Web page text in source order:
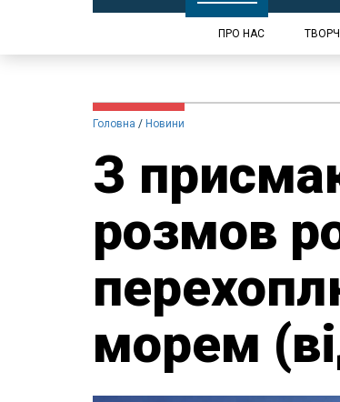
ПРО НАС
Головна Новини
​З
розмов
морем